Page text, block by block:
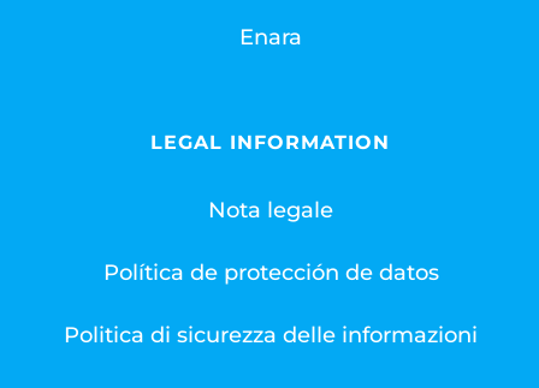
Enara
LEGAL INFORMATION
Nota legale
Política de protección de datos
Politica di sicurezza delle informazioni